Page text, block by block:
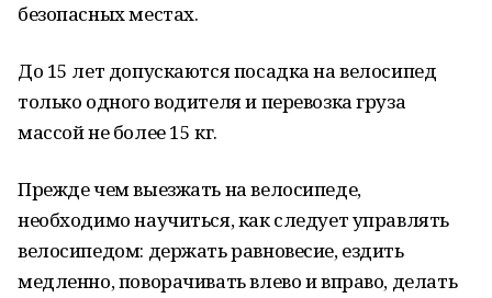
безопасных местах.
До 15 лет допускаются посадка на велосипед
только одного водителя и перевозка груза
массой не более 15 кг.
Прежде чем выезжать на велосипеде,
необходимо научиться, как следует управлять
велосипедом: держать равновесие, ездить
медленно, поворачивать влево и вправо, делать